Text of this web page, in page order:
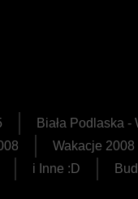
Biała Podlaska
Wakacje 2008
i Inne :D